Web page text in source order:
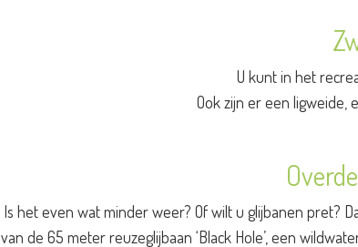
U kunt in het
Ook zijn er een ligweide,
Is het even wat minder weer? Of wilt u glijbanen pret?
van de 65 meter reuzeglijbaan ‘Black Hole’, een